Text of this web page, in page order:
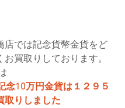
店では記念貨幣金貨をど
お買取りしております。
念10万円金貨は１２９５
取りしました